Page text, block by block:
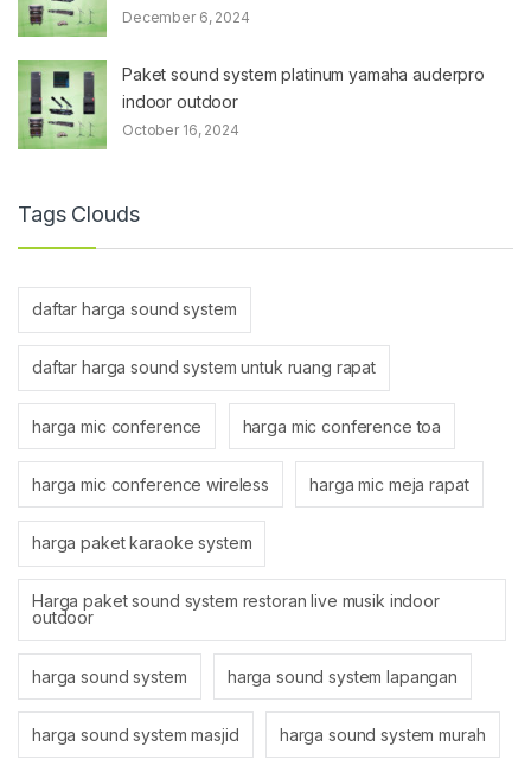
December 6, 2024
Paket sound system platinum yamaha auderpro
indoor outdoor
October 16, 2024
Tags Clouds
daftar harga sound system
daftar harga sound system untuk ruang rapat
harga mic conference harga mic conference toa
harga mic conference wireless harga mic meja rapat
harga paket karaoke system
Harga paket sound system restoran live musik indoor
outdoor
harga sound system harga sound system lapangan
harga sound system masjid harga sound system murah